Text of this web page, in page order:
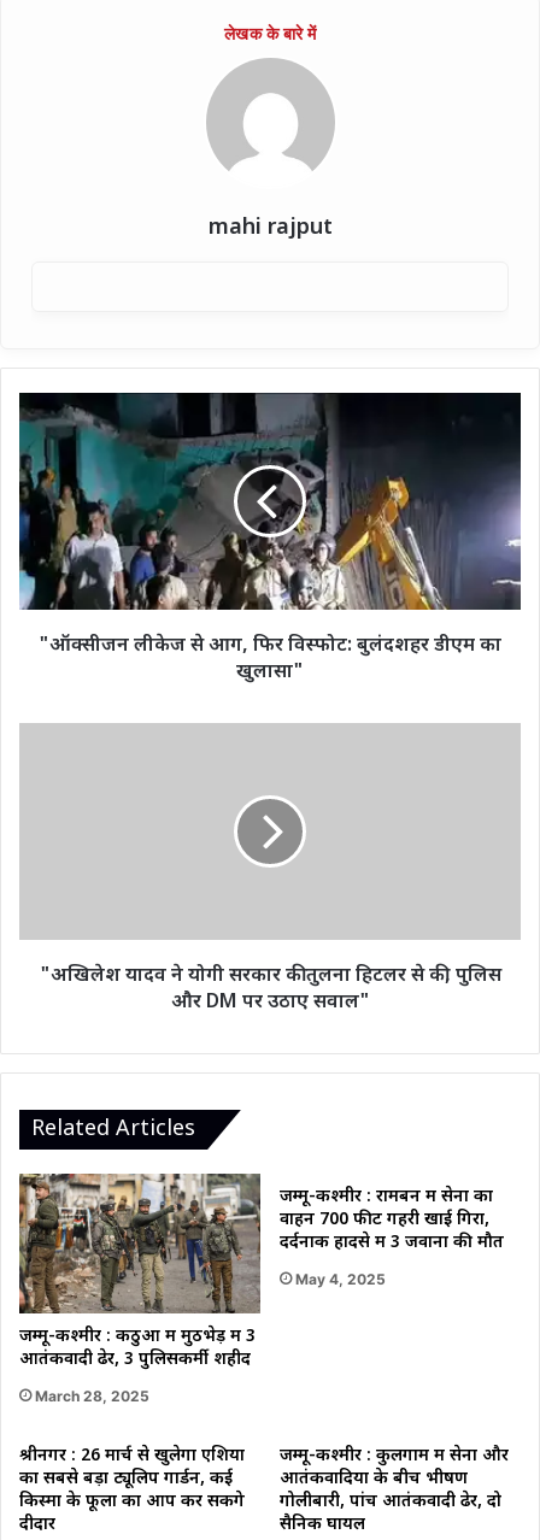
mahi rajput
"ऑक्सीजन
लीकेज
से
आग,
फिर
विस्फोट:
बुलंदशहर
डीएम
का
खुलासा"
"ऑक्सीजन लीकेज से आग, फिर विस्फोट: बुलंदशहर डीएम का
खुलासा"
से
सवाल"
"अखिलेश यादव ने योगी सरकार की तुलना हिटलर से की, पुलिस
और DM पर उठाए सवाल"
Related Articles
जम्मू-कश्मीर : कठुआ में मुठभेड़ में 3
आतंकवादी ढेर, 3 पुलिसकर्मी शहीद
March 28, 2025
जम्मू-कश्मीर : रामबन में सेना का
वाहन 700 फीट गहरी खाई गिरा,
दर्दनाक हादसे में 3 जवानों की मौत
May 4, 2025
श्रीनगर : 26 मार्च से खुलेगा एशिया
का सबसे बड़ा ट्यूलिप गार्डन, कई
किस्मों के फूलों का आप कर सकेंगे
दीदार
जम्मू-कश्मीर : कुलगाम में सेना और
आतंकवादियों के बीच भीषण
गोलीबारी, पांच आतंकवादी ढेर, दो
सैनिक घायल